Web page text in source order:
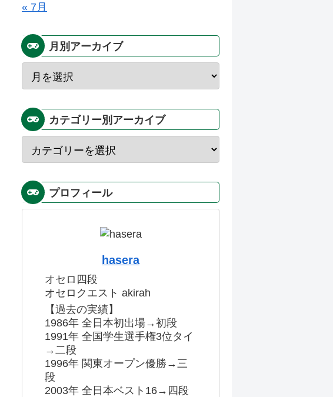
« 7月
月別アーカイブ
カテゴリー別アーカイブ
プロフィール
hasera
オセロ四段
オセロクエスト akirah
【過去の実績】
1986年 全日本初出場→初段
1991年 全国学生選手権3位タイ
→二段
1996年 関東オープン優勝→三
段
2003年 全日本ベスト16→四段